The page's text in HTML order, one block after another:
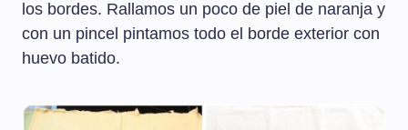
los bordes. Rallamos un poco de piel de naranja y
con un pincel pintamos todo el borde exterior con
huevo batido.